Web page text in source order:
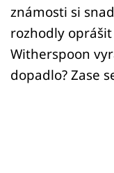
známosti si
rozhodly
Witherspoon
dopadlo? Zase